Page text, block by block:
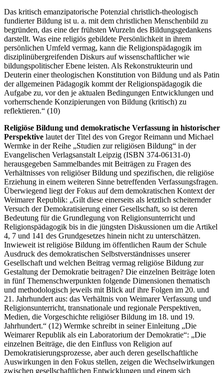
Das kritisch emanzipatorische Potenzial christlich-theologisch
fundierter Bildung ist u. a. mit dem christlichen Menschenbild zu
begründen, das eine der frühsten Wurzeln des Bildungsgedankens
darstellt. Was eine religiös gebildete Persönlichkeit in ihrem
persönlichen Umfeld vermag, kann die Religionspädagogik im
disziplinübergreifenden Diskurs auf wissenschaftlicher wie
bildungspolitischer Ebene leisten. Als Rekonstrukteurin und
Deuterin einer theologischen Konstitution von Bildung und als Patin
der allgemeinen Pädagogik kommt der Religionspädagogik die
Aufgabe zu, vor den je aktualen Bedingungen Entwicklungen und
vorherrschende Konzipierungen von Bildung (kritisch) zu
reflektieren.“ (10)
Religiöse Bildung und demokratische Verfassung in historischer
Perspektive lautet der Titel des von Gregor Reimann und Michael
Wermke in der Reihe „Studien zur religiösen Bildung“ in der
Evangelischen Verlagsanstalt Leipzig (ISBN 374-06131-0)
herausgegeben Sammelbandes mit Beiträgen zu Fragen des
Verhältnisses von religiöser Bildung und spezifischen, die religiöse
Erziehung in einem weiteren Sinne betreffenden Verfassungsfragen.
Überwiegend liegt der Fokus auf dem demokratischen Kontext der
Weimarer Republik: „Gilt diese einerseits als letztlich scheiternder
Versuch der Demokratisierung einer Gesellschaft, so ist deren
Bedeutung für die Grundlegung von Religionsunterricht und
Religionspädagogik bis in die jüngsten Diskussionen um die Artikel
4, 7 und 141 des Grundgesetzes hinein nicht zu unterschätzen.
Inwieweit ist religiöse Bildung im öffentlichen Raum der Schule
Ausdruck des demokratischen Selbstverständnisses unserer
Gesellschaft und welchen Beitrag vermag religiöse Bildung zur
Gestaltung der Demokratie beitragen? Die einzelnen Beiträge loten
in fünf Themenschwerpunkten folgende Dimensionen thematisch
und methodologisch jeweils mit Blick auf ihre Folgen im 20. und
21. Jahrhundert aus: das Verhältnis von Weimarer Verfassung und
Religionsunterricht, transnationale und regionale Perspektiven,
Medien, die Vorgeschichte religiöser Bildung im 18. und 19.
Jahrhundert.“ (12) Wermke schreibt in seiner Einleitung „Die
Weimarer Republik als ein Laboratorium der Demokratie“: „Die
einzelnen Beiträge, die den Einfluss von Religion auf
Demokratisierungsprozesse, aber auch deren gesellschaftliche
Auswirkungen in den Fokus stellen, zeigen die Wechselwirkungen
zwischen gesellschaftlichen Entwicklungen und einem sich